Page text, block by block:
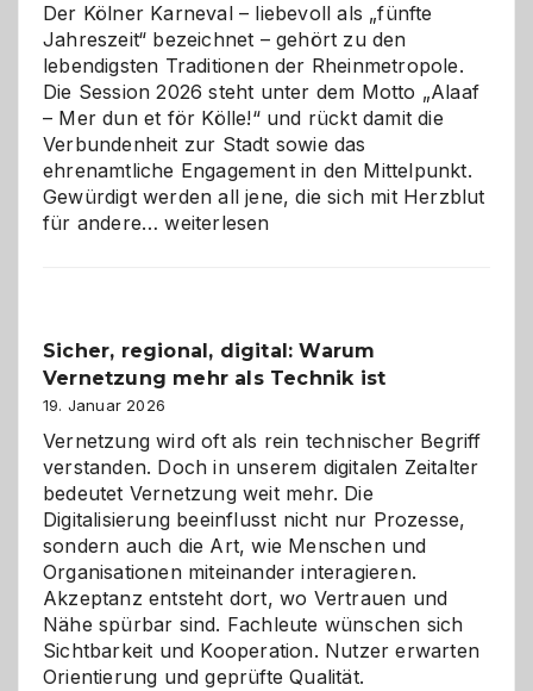
Der Kölner Karneval – liebevoll als „fünfte
Jahreszeit“ bezeichnet – gehört zu den
lebendigsten Traditionen der Rheinmetropole.
Die Session 2026 steht unter dem Motto „Alaaf
– Mer dun et för Kölle!“ und rückt damit die
Verbundenheit zur Stadt sowie das
ehrenamtliche Engagement in den Mittelpunkt.
Gewürdigt werden all jene, die sich mit Herzblut
für andere…Kölner
ein
dreifaches
Alaaf!
weiterlesen
Sicher, regional, digital: Warum
Vernetzung mehr als Technik ist
19. Januar 2026
Vernetzung wird oft als rein technischer Begriff
verstanden. Doch in unserem digitalen Zeitalter
bedeutet Vernetzung weit mehr. Die
Digitalisierung beeinflusst nicht nur Prozesse,
sondern auch die Art, wie Menschen und
Organisationen miteinander interagieren.
Akzeptanz entsteht dort, wo Vertrauen und
Nähe spürbar sind. Fachleute wünschen sich
Sichtbarkeit und Kooperation. Nutzer erwarten
Orientierung und geprüfte Qualität.